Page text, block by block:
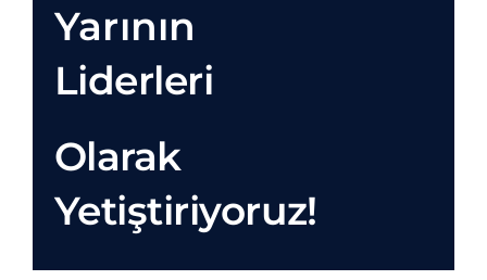
Yarının
Liderleri
Olarak
Yetiştiriyoruz!